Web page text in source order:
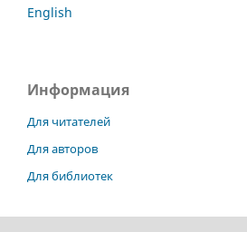
English
Информация
Для читателей
Для авторов
Для библиотек